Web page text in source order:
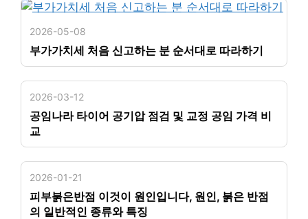
2026-05-08
부가가치세 처음 신고하는 분 순서대로 따라하기
2026-03-12
공임나라 타이어 공기압 점검 및 교정 공임 가격 비
교
2026-01-21
피부붉은반점 이것이 원인입니다, 원인, 붉은 반점
의 일반적인 종류와 특징